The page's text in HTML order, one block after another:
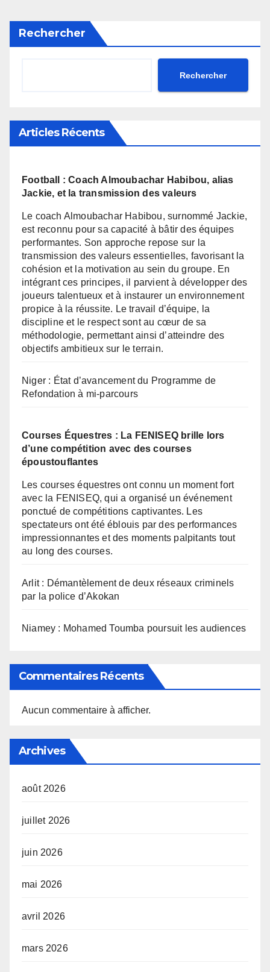
Rechercher
Rechercher
Articles Récents
Football : Coach Almoubachar Habibou, alias
Jackie, et la transmission des valeurs
Le coach Almoubachar Habibou, surnommé Jackie,
est reconnu pour sa capacité à bâtir des équipes
performantes. Son approche repose sur la
transmission des valeurs essentielles, favorisant la
cohésion et la motivation au sein du groupe. En
intégrant ces principes, il parvient à développer des
joueurs talentueux et à instaurer un environnement
propice à la réussite. Le travail d’équipe, la
discipline et le respect sont au cœur de sa
méthodologie, permettant ainsi d’atteindre des
objectifs ambitieux sur le terrain.
Niger : État d’avancement du Programme de
Refondation à mi-parcours
Courses Équestres : La FENISEQ brille lors
d’une compétition avec des courses
époustouflantes
Les courses équestres ont connu un moment fort
avec la FENISEQ, qui a organisé un événement
ponctué de compétitions captivantes. Les
spectateurs ont été éblouis par des performances
impressionnantes et des moments palpitants tout
au long des courses.
Arlit : Démantèlement de deux réseaux criminels
par la police d’Akokan
Niamey : Mohamed Toumba poursuit les audiences
Commentaires Récents
Aucun commentaire à afficher.
Archives
août 2026
juillet 2026
juin 2026
mai 2026
avril 2026
mars 2026